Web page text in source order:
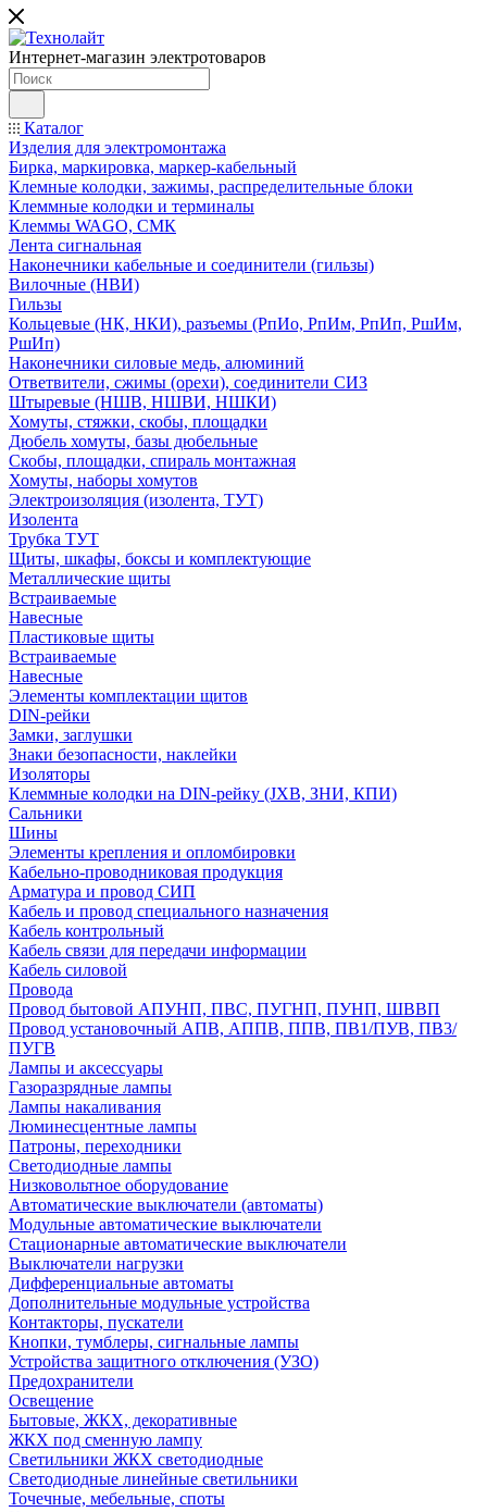
Интернет-магазин электротоваров
Каталог
Изделия для электромонтажа
Бирка, маркировка, маркер-кабельный
Клемные колодки, зажимы, распределительные блоки
Клеммные колодки и терминалы
Клеммы WAGO, СМК
Лента сигнальная
Наконечники кабельные и соединители (гильзы)
Вилочные (НВИ)
Гильзы
Кольцевые (НК, НКИ), разъемы (РпИо, РпИм, РпИп, РшИм,
РшИп)
Наконечники силовые медь, алюминий
Ответвители, сжимы (орехи), соединители СИЗ
Штыревые (НШВ, НШВИ, НШКИ)
Хомуты, стяжки, скобы, площадки
Дюбель хомуты, базы дюбельные
Скобы, площадки, спираль монтажная
Хомуты, наборы хомутов
Электроизоляция (изолента, ТУТ)
Изолента
Трубка ТУТ
Щиты, шкафы, боксы и комплектующие
Металлические щиты
Встраиваемые
Навесные
Пластиковые щиты
Встраиваемые
Навесные
Элементы комплектации щитов
DIN-рейки
Замки, заглушки
Знаки безопасности, наклейки
Изоляторы
Клеммные колодки на DIN-рейку (JXB, ЗНИ, КПИ)
Сальники
Шины
Элементы крепления и опломбировки
Кабельно-проводниковая продукция
Арматура и провод СИП
Кабель и провод специального назначения
Кабель контрольный
Кабель связи для передачи информации
Кабель силовой
Провода
Провод бытовой АПУНП, ПВС, ПУГНП, ПУНП, ШВВП
Провод установочный АПВ, АППВ, ППВ, ПВ1/ПУВ, ПВ3/
ПУГВ
Лампы и аксессуары
Газоразрядные лампы
Лампы накаливания
Люминесцентные лампы
Патроны, переходники
Светодиодные лампы
Низковольтное оборудование
Автоматические выключатели (автоматы)
Модульные автоматические выключатели
Стационарные автоматические выключатели
Выключатели нагрузки
Дифференциальные автоматы
Дополнительные модульные устройства
Контакторы, пускатели
Кнопки, тумблеры, сигнальные лампы
Устройства защитного отключения (УЗО)
Предохранители
Освещение
Бытовые, ЖКХ, декоративные
ЖКХ под сменную лампу
Светильники ЖКХ светодиодные
Светодиодные линейные светильники
Точечные, мебельные, споты